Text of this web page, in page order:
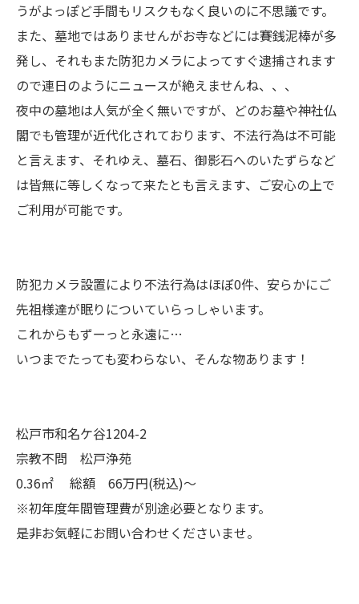
うがよっぽど手間もリスクもなく良いのに不思議です。
また、墓地ではありませんがお寺などには賽銭泥棒が多
発し、それもまた防犯カメラによってすぐ逮捕されます
ので連日のようにニュースが絶えませんね、、、
夜中の墓地は人気が全く無いですが、どのお墓や神社仏
閣でも管理が近代化されております、不法行為は不可能
と言えます、それゆえ、墓石、御影石へのいたずらなど
は皆無に等しくなって来たとも言えます、ご安心の上で
ご利用が可能です。
防犯カメラ設置により不法行為はほぼ0件、安らかにご
先祖様達が眠りについていらっしゃいます。
これからもずーっと永遠に…
いつまでたっても変わらない、そんな物あります！
松戸市和名ケ谷1204-2
宗教不問 松戸浄苑
0.36㎡ 総額 66万円(税込)～
※初年度年間管理費が別途必要となります。
是非お気軽にお問い合わせくださいませ。